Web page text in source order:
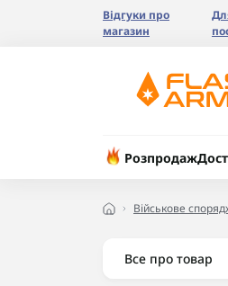
Відгуки про
магазин
Розпродаж
Військове
Все про товар